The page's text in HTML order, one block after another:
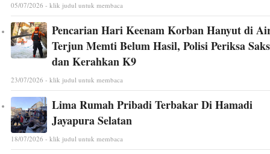
05/07/2026 - klik judul untuk membaca
Pencarian Hari Keenam Korban Hanyut di
Terjun Memti Belum Hasil, Polisi Periksa
dan Kerahkan K9
23/07/2026 - klik judul untuk membaca
Lima Rumah Pribadi Terbakar Di Hamadi
Jayapura Selatan
18/07/2026 - klik judul untuk membaca